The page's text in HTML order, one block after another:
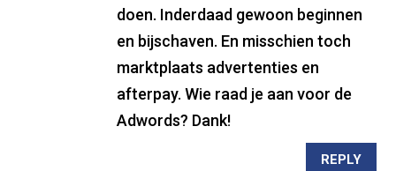
doen. Inderdaad gewoon beginnen
en bijschaven. En misschien toch
marktplaats advertenties en
afterpay. Wie raad je aan voor de
Adwords? Dank!
REPLY